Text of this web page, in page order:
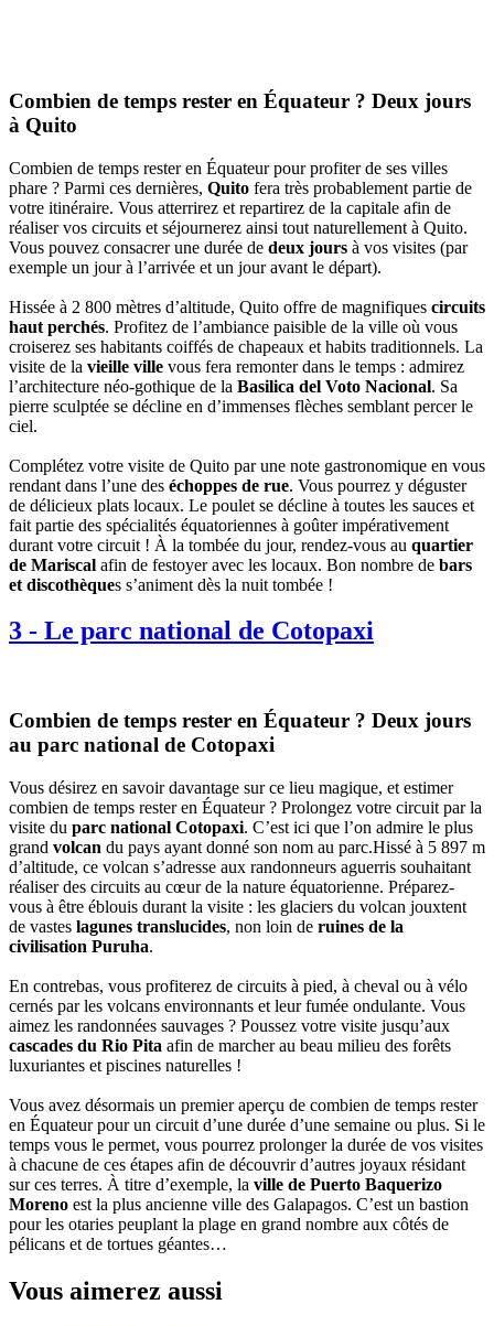
Combien de temps rester en Équateur ? Deux jours
à Quito
Combien de temps rester en Équateur pour profiter de ses villes
phare ? Parmi ces dernières, Quito fera très probablement partie de
votre itinéraire. Vous atterrirez et repartirez de la capitale afin de
réaliser vos circuits et séjournerez ainsi tout naturellement à Quito.
Vous pouvez consacrer une durée de deux jours à vos visites (par
exemple un jour à l’arrivée et un jour avant le départ).
Hissée à 2 800 mètres d’altitude, Quito offre de magnifiques circuits
haut perchés. Profitez de l’ambiance paisible de la ville où vous
croiserez ses habitants coiffés de chapeaux et habits traditionnels. La
visite de la vieille ville vous fera remonter dans le temps : admirez
l’architecture néo-gothique de la Basilica del Voto Nacional. Sa
pierre sculptée se décline en d’immenses flèches semblant percer le
ciel.
Complétez votre visite de Quito par une note gastronomique en vous
rendant dans l’une des échoppes de rue. Vous pourrez y déguster
de délicieux plats locaux. Le poulet se décline à toutes les sauces et
fait partie des spécialités équatoriennes à goûter impérativement
durant votre circuit ! À la tombée du jour, rendez-vous au quartier
de Mariscal afin de festoyer avec les locaux. Bon nombre de bars
et discothèques s’animent dès la nuit tombée !
3 - Le parc national de Cotopaxi
Combien de temps rester en Équateur ? Deux jours
au parc national de Cotopaxi
Vous désirez en savoir davantage sur ce lieu magique, et estimer
combien de temps rester en Équateur ? Prolongez votre circuit par la
visite du parc national Cotopaxi. C’est ici que l’on admire le plus
grand volcan du pays ayant donné son nom au parc.Hissé à 5 897 m
d’altitude, ce volcan s’adresse aux randonneurs aguerris souhaitant
réaliser des circuits au cœur de la nature équatorienne. Préparez-
vous à être éblouis durant la visite : les glaciers du volcan jouxtent
de vastes lagunes translucides, non loin de ruines de la
civilisation Puruha.
En contrebas, vous profiterez de circuits à pied, à cheval ou à vélo
cernés par les volcans environnants et leur fumée ondulante. Vous
aimez les randonnées sauvages ? Poussez votre visite jusqu’aux
cascades du Rio Pita afin de marcher au beau milieu des forêts
luxuriantes et piscines naturelles !
Vous avez désormais un premier aperçu de combien de temps rester
en Équateur pour un circuit d’une durée d’une semaine ou plus. Si le
temps vous le permet, vous pourrez prolonger la durée de vos visites
à chacune de ces étapes afin de découvrir d’autres joyaux résidant
sur ces terres. À titre d’exemple, la ville de Puerto Baquerizo
Moreno est la plus ancienne ville des Galapagos. C’est un bastion
pour les otaries peuplant la plage en grand nombre aux côtés de
pélicans et de tortues géantes…
Vous aimerez aussi